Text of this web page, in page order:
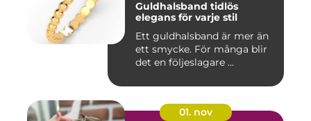
Guldhalsband tidlös
elegans för varje stil
Ett guldhalsband är mer än
ett smycke. För många blir
det en följeslagare ...
01. nov